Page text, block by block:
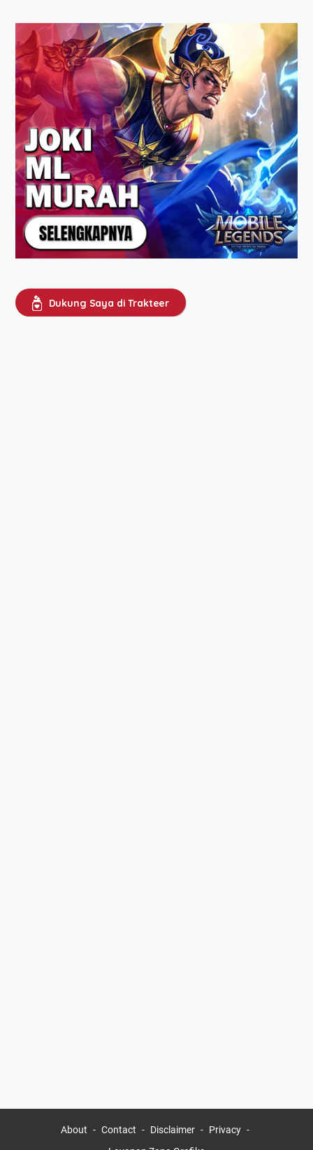
Dukung Saya di Trakteer
About Contact Disclaimer
Privacy